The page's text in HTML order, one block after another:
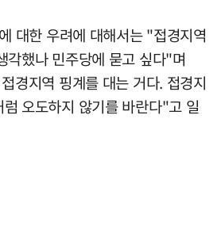
대한 우려에 대해서는 "접경지역
각했나 민주당에 묻고 싶다"며
경지역 핑계를 대는 거다. 접경지
오도하지 않기를 바란다"고 일